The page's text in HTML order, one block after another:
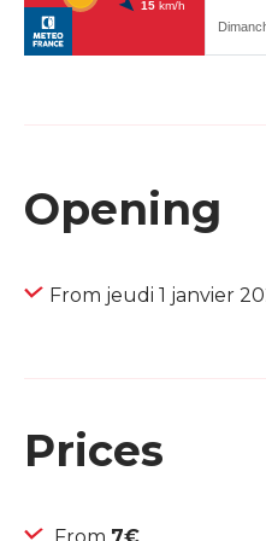
Opening
From jeudi 1 janvier
Prices